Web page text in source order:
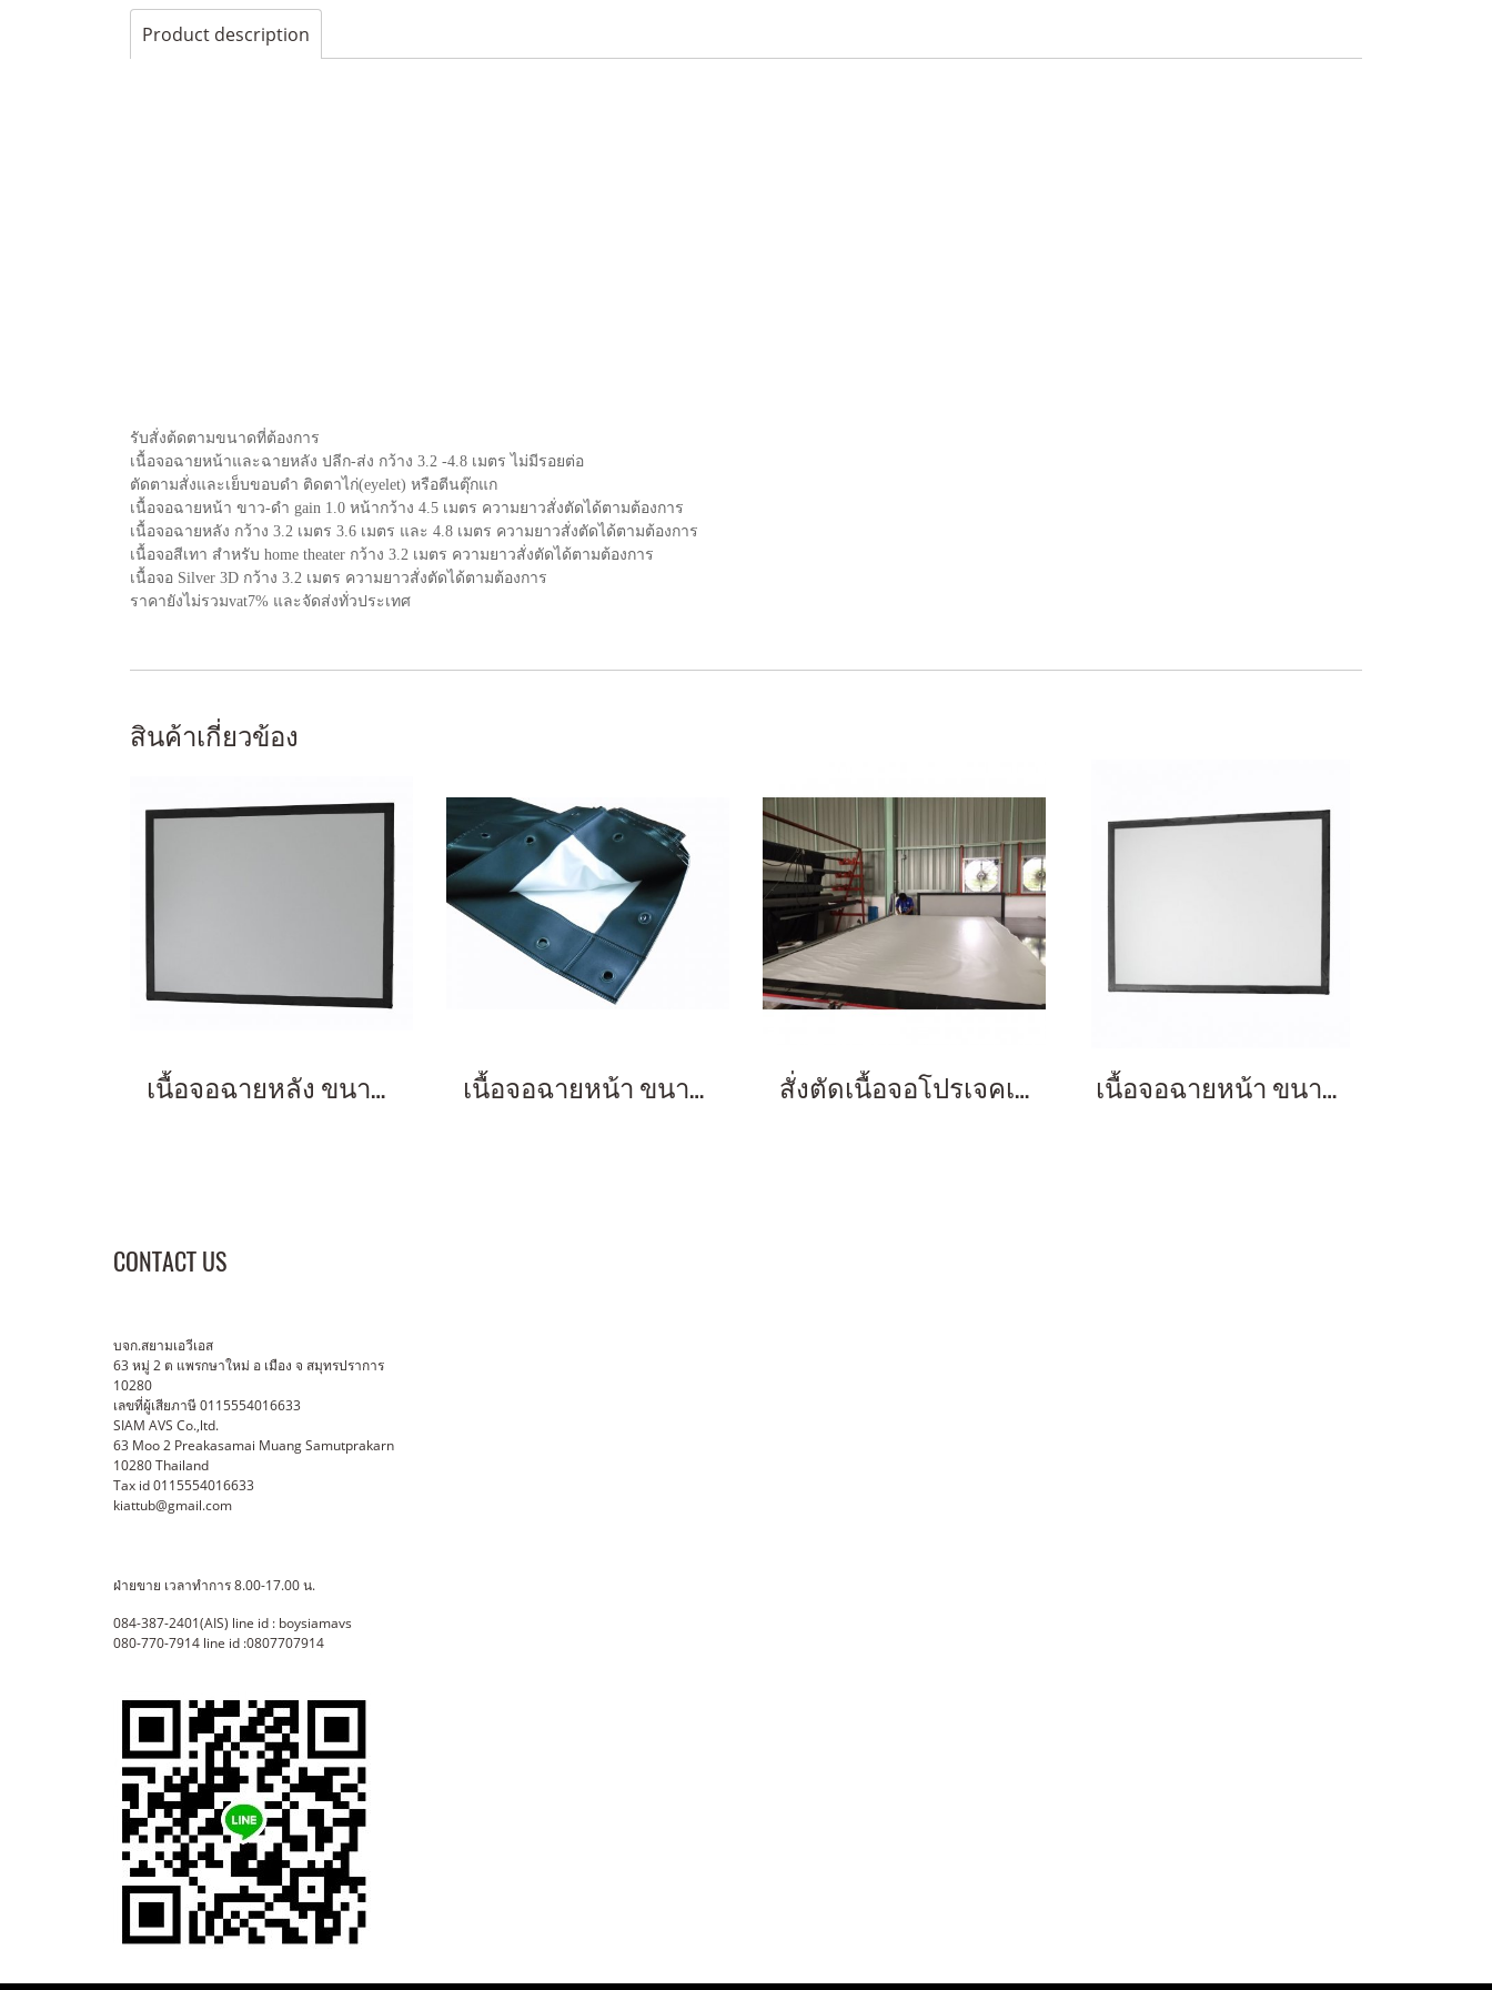
Product description
รับสั่งต้ดตามขนาดที่ต้องการ
เนื้อจอฉายหน้าและฉายหลัง ปลีก-ส่ง กว้าง 3.2 -4.8 เมตร ไม่มีรอยต่อ
ตัดตามสั่งและเย็บขอบดำ ติดตาไก่(eyelet) หรือตีนตุ๊กแก
เนื้อจอฉายหน้า ขาว-ดำ gain 1.0 หน้ากว้าง 4.5 เมตร ความยาวสั่งตัดได้ตามต้องการ
เนื้อจอฉายหลัง กว้าง 3.2 เมตร 3.6 เมตร และ 4.8 เมตร ความยาวสั่งตัดได้ตามต้องการ
เนื้อจอสีเทา สำหรับ home theater กว้าง 3.2 เมตร ความยาวสั่งตัดได้ตามต้องการ
เนื้อจอ Silver 3D กว้าง 3.2 เมตร ความยาวสั่งตัดได้ตามต้องการ
ราคายังไม่รวมvat7% และจัดส่งทั่วประเทศ
สินค้าเกี่ยวข้อง
เนื้อจอฉายหลัง ขนาด 200 นิ้ว 16:9 2.49x4.43 m 16:9 ตอกตาไก่ (Eyelets) เนื้อจอฉายหน้า ขนาด 150 นิ้ว ตอกตาไก่ สีดำ สั่งตัดเนื้อจอโปรเจคเตอร์ เนื้อจอฉายหน้า ขนาด 150 นิ้ว
CONTACT US
บจก.สยามเอวีเอส
63 หมู่ 2 ต แพรกษาใหม่ อ เมือง จ สมุทรปราการ
10280
เลขที่ผู้เสียภาษี 0115554016633
SIAM AVS Co.,ltd.
63 Moo 2 Preakasamai Muang Samutprakarn
10280 Thailand
Tax id 0115554016633
kiattub@gmail.com
ฝ่ายขาย เวลาทำการ 8.00-17.00 น.
084-387-2401(AIS) line id : boysiamavs
080-770-7914 line id :0807707914